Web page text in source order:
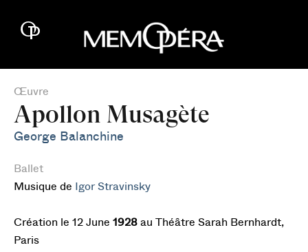
Œuvre
Apollon Musagète
George Balanchine
Ballet
Musique de
Igor Stravinsky
Création le 12 June 1928 au Théâtre Sarah Bernhardt,
Paris